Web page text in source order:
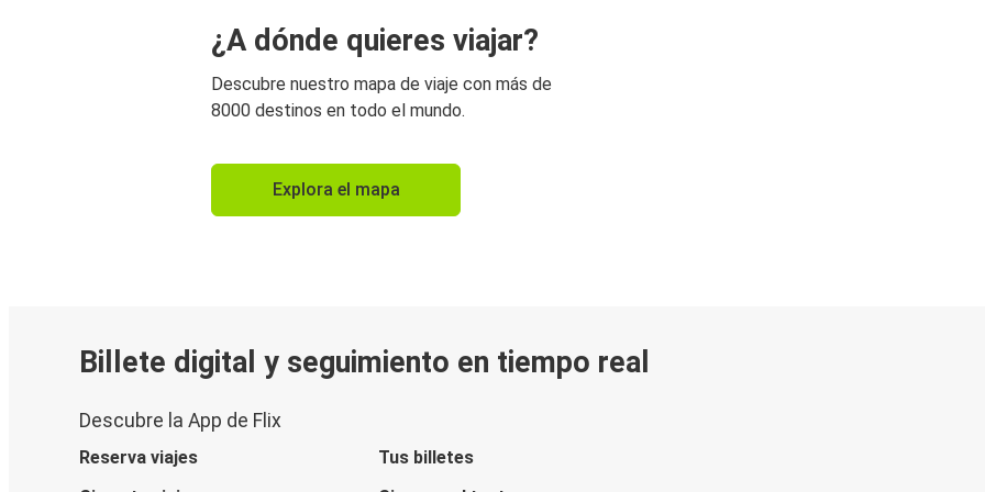
¿A dónde quieres viajar?
Descubre nuestro mapa de viaje con más de
8000 destinos en todo el mundo.
Explora el mapa
Billete digital y seguimiento en tiempo real
Descubre la App de Flix
Reserva viajes
Tus billetes